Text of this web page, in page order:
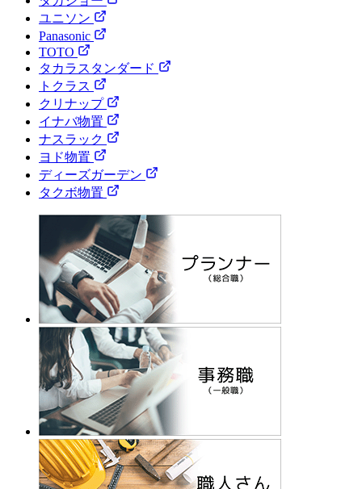
ユニソン
Panasonic
TOTO
タカラスタンダード
トクラス
クリナップ
イナバ物置
ナスラック
ヨド物置
ディーズガーデン
タクボ物置